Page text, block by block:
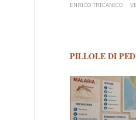
ENRICO TRICANICO
PILLOLE DI